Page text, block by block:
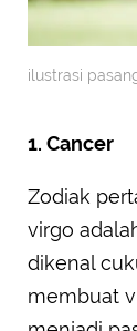
ilustrasi
1. Cancer
Zodiak
virgo
dikenal
membuat